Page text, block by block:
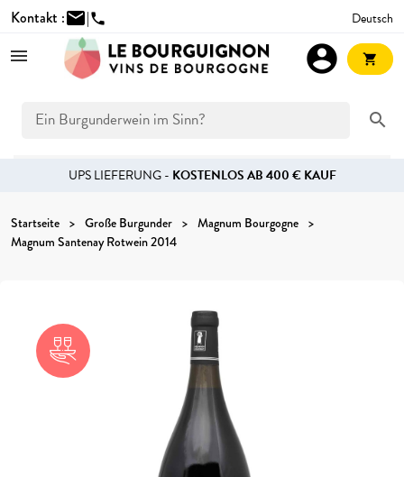
Kontakt :mail|phone Deutsch
search
account_circle shopping_cart
UPS LIEFERUNG - KOSTENLOS AB 400 € KAUF
Startseite Große Burgunder
Magnum Bourgogne
Magnum Santenay Rotwein 2014